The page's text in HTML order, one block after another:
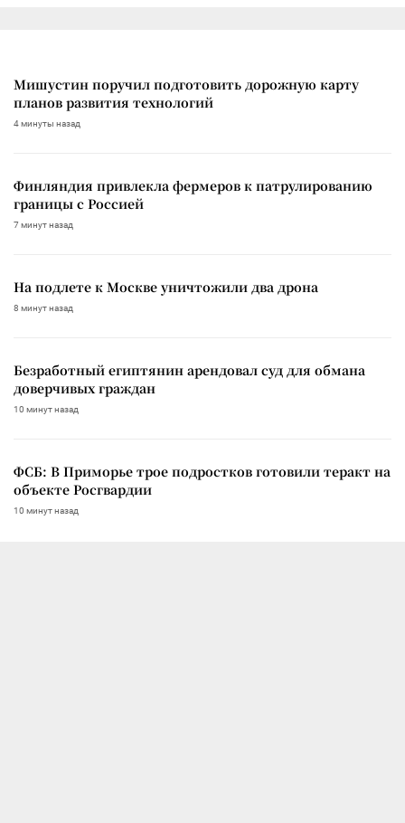
Мишустин поручил подготовить дорожную карту
планов развития технологий
4 минуты назад
Финляндия привлекла фермеров к патрулированию
границы с Россией
7 минут назад
На подлете к Москве уничтожили два дрона
8 минут назад
Безработный египтянин арендовал суд для обмана
доверчивых граждан
10 минут назад
ФСБ: В Приморье трое подростков готовили теракт на
объекте Росгвардии
10 минут назад